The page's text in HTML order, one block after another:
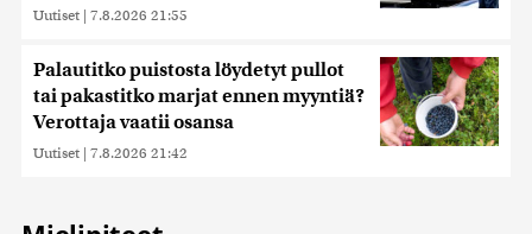
Uutiset | 7.8.2026 21:55
Palautitko puistosta löydetyt pullot
tai pakastitko marjat ennen myyntiä?
Verottaja vaatii osansa
Uutiset | 7.8.2026 21:42